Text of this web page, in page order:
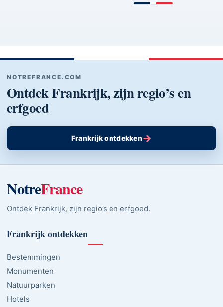
NOTREFRANCE.COM
Ontdek Frankrijk, zijn regio’s en
erfgoed
Frankrijk ontdekken→
NotreFrance
Ontdek Frankrijk, zijn regio’s en erfgoed.
Frankrijk ontdekken
Bestemmingen
Monumenten
Natuurparken
Hotels